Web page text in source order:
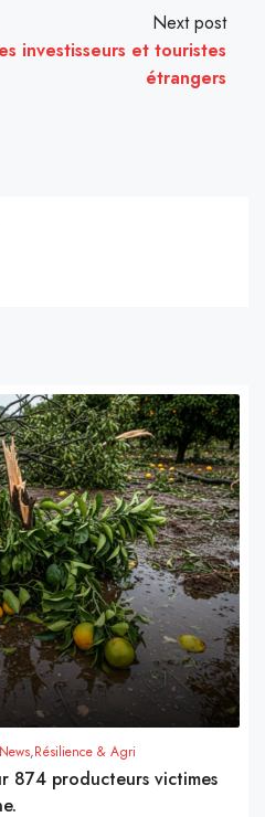
Next post
investisseurs et touristes
étrangers
,Résilience & Agri
874 producteurs victimes